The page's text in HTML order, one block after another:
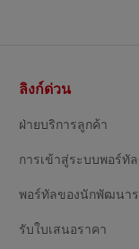
ท้าย
ลิงก์ด่วน
ฝ่ายบริการลูกค้า
การเข้าสู่ระบบพอร์ทั
พอร์ทัลของนักพัฒนา
รับใบเสนอราคา